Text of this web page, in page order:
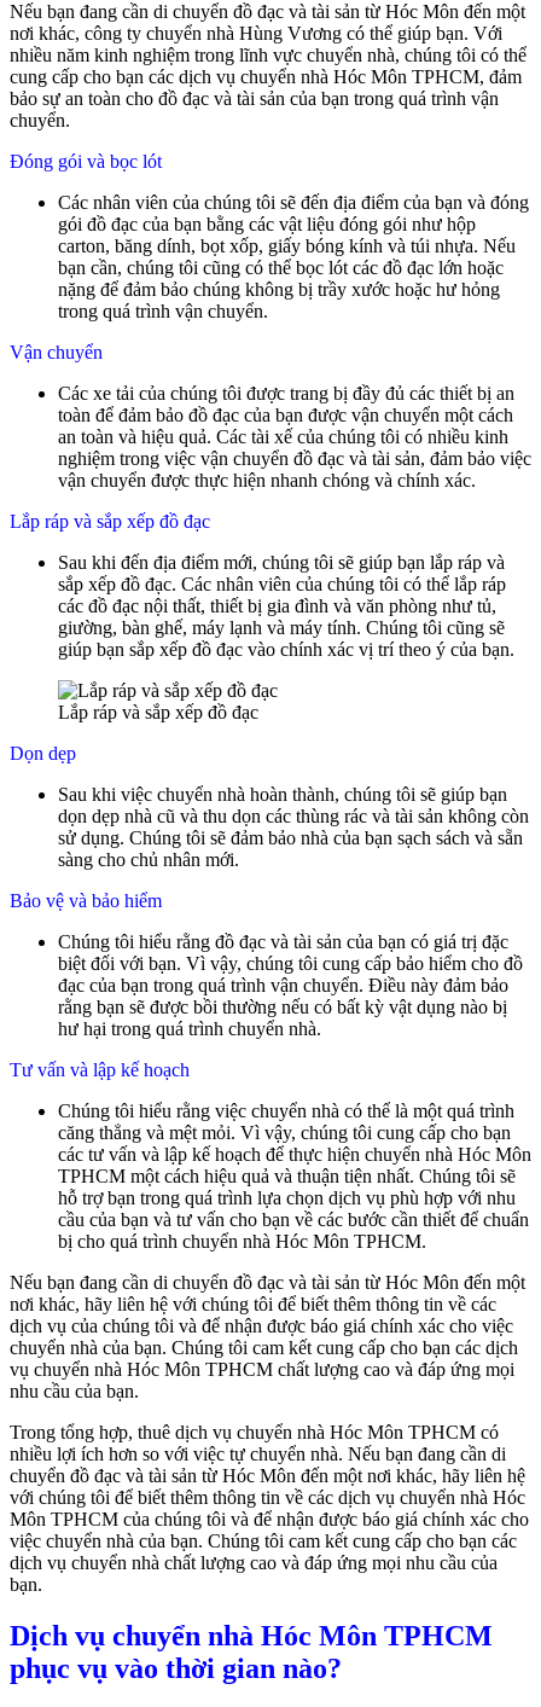
Nếu bạn đang cần di chuyển đồ đạc và tài sản từ Hóc Môn đến một
nơi khác, công ty chuyển nhà Hùng Vương có thể giúp bạn. Với
nhiều năm kinh nghiệm trong lĩnh vực chuyển nhà, chúng tôi có thể
cung cấp cho bạn các dịch vụ chuyển nhà Hóc Môn TPHCM, đảm
bảo sự an toàn cho đồ đạc và tài sản của bạn trong quá trình vận
chuyển.
Đóng gói và bọc lót
Các nhân viên của chúng tôi sẽ đến địa điểm của bạn và đóng
gói đồ đạc của bạn bằng các vật liệu đóng gói như hộp
carton, băng dính, bọt xốp, giấy bóng kính và túi nhựa. Nếu
bạn cần, chúng tôi cũng có thể bọc lót các đồ đạc lớn hoặc
nặng để đảm bảo chúng không bị trầy xước hoặc hư hỏng
trong quá trình vận chuyển.
Vận chuyển
Các xe tải của chúng tôi được trang bị đầy đủ các thiết bị an
toàn để đảm bảo đồ đạc của bạn được vận chuyển một cách
an toàn và hiệu quả. Các tài xế của chúng tôi có nhiều kinh
nghiệm trong việc vận chuyển đồ đạc và tài sản, đảm bảo việc
vận chuyển được thực hiện nhanh chóng và chính xác.
Lắp ráp và sắp xếp đồ đạc
Sau khi đến địa điểm mới, chúng tôi sẽ giúp bạn lắp ráp và
sắp xếp đồ đạc. Các nhân viên của chúng tôi có thể lắp ráp
các đồ đạc nội thất, thiết bị gia đình và văn phòng như tủ,
giường, bàn ghế, máy lạnh và máy tính. Chúng tôi cũng sẽ
giúp bạn sắp xếp đồ đạc vào chính xác vị trí theo ý của bạn.
Lắp ráp và sắp xếp đồ đạc
Dọn dẹp
Sau khi việc chuyển nhà hoàn thành, chúng tôi sẽ giúp bạn
dọn dẹp nhà cũ và thu dọn các thùng rác và tài sản không còn
sử dụng. Chúng tôi sẽ đảm bảo nhà của bạn sạch sách và sẵn
sàng cho chủ nhân mới.
Bảo vệ và bảo hiểm
Chúng tôi hiểu rằng đồ đạc và tài sản của bạn có giá trị đặc
biệt đối với bạn. Vì vậy, chúng tôi cung cấp bảo hiểm cho đồ
đạc của bạn trong quá trình vận chuyển. Điều này đảm bảo
rằng bạn sẽ được bồi thường nếu có bất kỳ vật dụng nào bị
hư hại trong quá trình chuyển nhà.
Tư vấn và lập kế hoạch
Chúng tôi hiểu rằng việc chuyển nhà có thể là một quá trình
căng thẳng và mệt mỏi. Vì vậy, chúng tôi cung cấp cho bạn
các tư vấn và lập kế hoạch để thực hiện chuyển nhà Hóc Môn
TPHCM một cách hiệu quả và thuận tiện nhất. Chúng tôi sẽ
hỗ trợ bạn trong quá trình lựa chọn dịch vụ phù hợp với nhu
cầu của bạn và tư vấn cho bạn về các bước cần thiết để chuẩn
bị cho quá trình chuyển nhà Hóc Môn TPHCM.
Nếu bạn đang cần di chuyển đồ đạc và tài sản từ Hóc Môn đến một
nơi khác, hãy liên hệ với chúng tôi để biết thêm thông tin về các
dịch vụ của chúng tôi và để nhận được báo giá chính xác cho việc
chuyển nhà của bạn. Chúng tôi cam kết cung cấp cho bạn các dịch
vụ chuyển nhà Hóc Môn TPHCM chất lượng cao và đáp ứng mọi
nhu cầu của bạn.
Trong tổng hợp, thuê dịch vụ chuyển nhà Hóc Môn TPHCM có
nhiều lợi ích hơn so với việc tự chuyển nhà. Nếu bạn đang cần di
chuyển đồ đạc và tài sản từ Hóc Môn đến một nơi khác, hãy liên hệ
với chúng tôi để biết thêm thông tin về các dịch vụ chuyển nhà Hóc
Môn TPHCM của chúng tôi và để nhận được báo giá chính xác cho
việc chuyển nhà của bạn. Chúng tôi cam kết cung cấp cho bạn các
dịch vụ chuyển nhà chất lượng cao và đáp ứng mọi nhu cầu của
bạn.
Dịch vụ chuyển nhà Hóc Môn TPHCM
phục vụ vào thời gian nào?